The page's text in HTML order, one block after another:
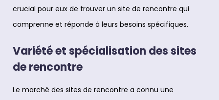
crucial pour eux de trouver un site de rencontre qui
comprenne et réponde à leurs besoins spécifiques.
Variété et spécialisation des sites
de rencontre
Le marché des sites de rencontre a connu une